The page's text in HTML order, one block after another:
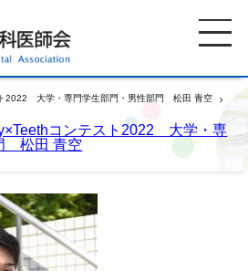
2022 大学・専門学生部門・男性部門 松田 青空
歯科医師会について
休日当番医
歯の豆知識